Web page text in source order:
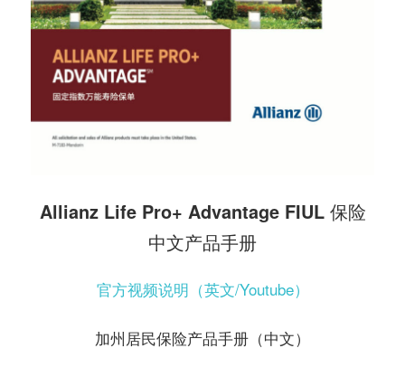
Allianz Life Pro+ Advantage FIUL 保险
中文产品手册
官方视频说明（英文/Youtube）
加州居民保险产品手册（中文）